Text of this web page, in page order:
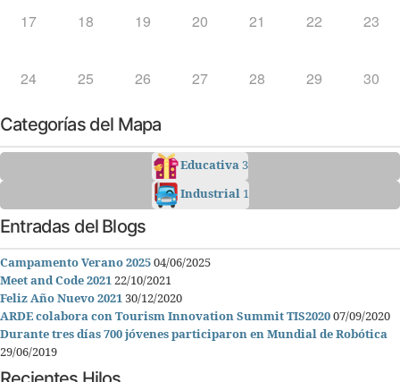
17 18 19 20 21 22 23
24 25 26 27 28 29 30
Categorías del Mapa
Educativa3
Industrial 1
Entradas del Blogs
Campamento Verano 202504/06/2025
Meet and Code 202122/10/2021
Feliz Año Nuevo 202130/12/2020
ARDE colabora con Tourism Innovation Summit TIS202007/09/2020
Durante tres días 700 jóvenes participaron en Mundial de Robótica
29/06/2019